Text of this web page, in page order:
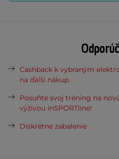
Cashback k vybraným
na ďalší nákup.
Posuňte svoj tréning na
výživou inSPORTline!
Diskrétne zabalenie